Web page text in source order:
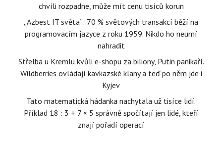
chvíli rozpadne, může mít cenu tisíců korun
„Azbest IT světa“: 70 % světových transakcí běží na
programovacím jazyce z roku 1959. Nikdo ho neumí
nahradit
Střelba u Kremlu kvůli e-shopu za biliony, Putin panikaří.
Wildberries ovládají kavkazské klany a teď po něm jde i
Kyjev
Tato matematická hádanka nachytala už tisíce lidí.
Příklad 18 : 3 + 7 × 5 správně spočítají jen lidé, kteří
znají pořadí operací